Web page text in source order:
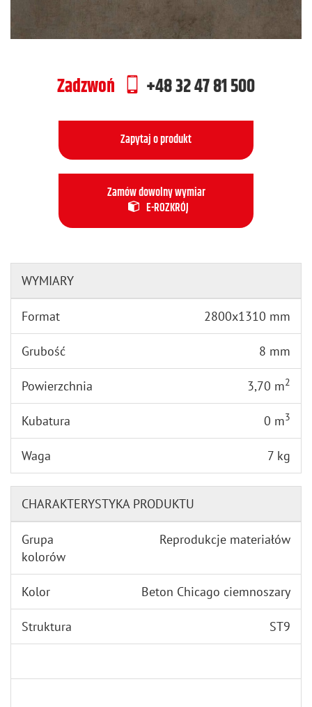
Zadzwoń +48 32 47 81 500
Zapytaj o produkt
Zamów dowolny wymiar
E-ROZKRÓJ
WYMIARY
Format 2800x1310 mm
Grubość 8 mm
Powierzchnia 3,70 m2
Kubatura 0 m3
Waga 7 kg
CHARAKTERYSTYKA PRODUKTU
Grupa
kolorów
Reprodukcje materiałów
Kolor Beton Chicago ciemnoszary
Struktura ST9